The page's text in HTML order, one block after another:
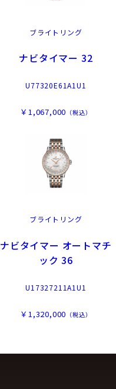
ブライトリング
ナビタイマー 32
U77320E61A1U1
￥1,067,000 （税込）
ブライトリング
ナビタイマー オートマチ
ック 36
U17327211A1U1
￥1,320,000 （税込）